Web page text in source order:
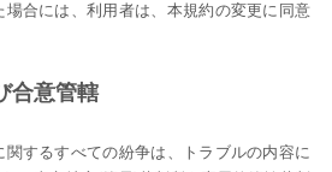
合には、利用者は、本規約の変更に同意
合意管轄
するすべての紛争は、トラブルの内容に